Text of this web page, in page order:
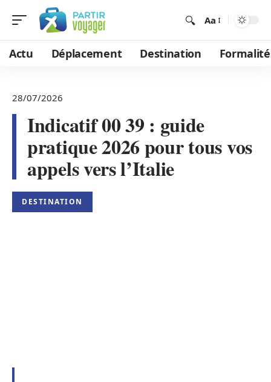
Aa
Actu Déplacement Destination
28/07/2026
Indicatif 00 39 : guide
pratique 2026 pour tous vos
appels vers l’Italie
DESTINATION